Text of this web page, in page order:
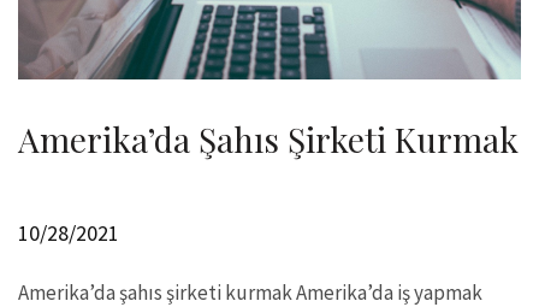
Amerika’da Şahıs Şirketi Kurmak
10/28/2021
Amerika’da şahıs şirketi kurmak Amerika’da iş yapmak